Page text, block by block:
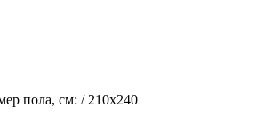
пола, см: / 210х240